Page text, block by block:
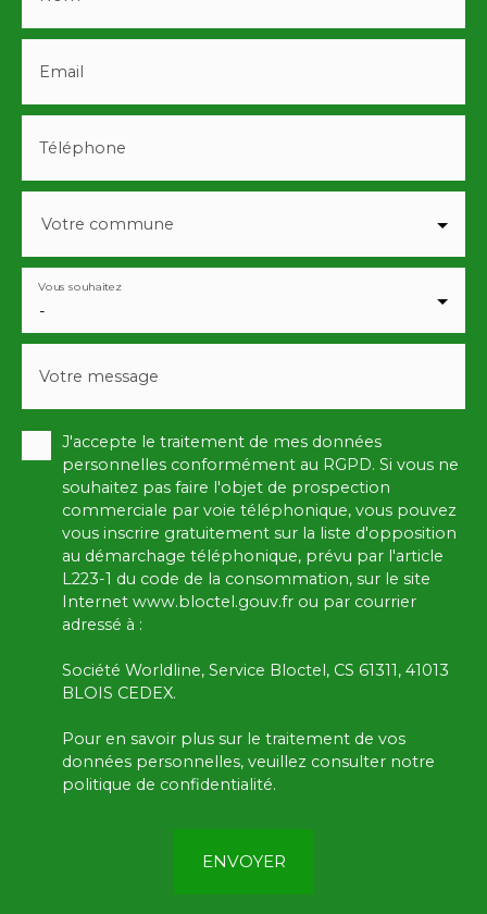
Email
Téléphone
Votre commune
-
Vous souhaitez
Votre message
J'accepte le traitement de mes données
personnelles conformément au RGPD. Si vous ne
souhaitez pas faire l'objet de prospection
commerciale par voie téléphonique, vous pouvez
vous inscrire gratuitement sur la liste d'opposition
au démarchage téléphonique, prévu par l'article
L223-1 du code de la consommation, sur le site
Internet www.bloctel.gouv.fr ou par courrier
adressé à :
Société Worldline, Service Bloctel, CS 61311, 41013
BLOIS CEDEX.
Pour en savoir plus sur le traitement de vos
données personnelles, veuillez consulter notre
politique de confidentialité.
ENVOYER